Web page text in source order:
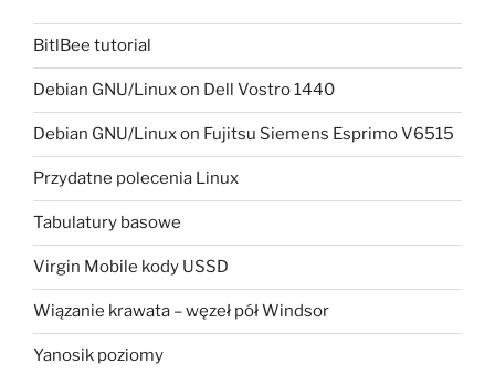
BitlBee tutorial
Debian GNU/Linux on Dell Vostro 1440
Debian GNU/Linux on Fujitsu Siemens Esprimo V6515
Przydatne polecenia Linux
Tabulatury basowe
Virgin Mobile kody USSD
Wiązanie krawata – węzeł pół Windsor
Yanosik poziomy